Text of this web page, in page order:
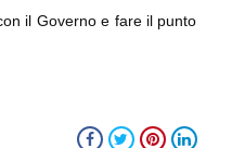
il Governo e fare il punto